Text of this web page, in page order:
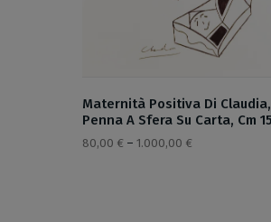
Maternità Positiva Di Claudia,
Penna A Sfera Su Carta, Cm
80,00 € –1.000,00 €